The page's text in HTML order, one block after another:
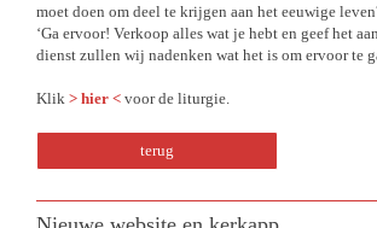
moet doen om deel te krijgen aan het eeuwige
‘Ga ervoor! Verkoop alles wat je hebt en geef het
dienst zullen wij nadenken wat het is om ervoor te
Klik > hier < voor de liturgie.
terug